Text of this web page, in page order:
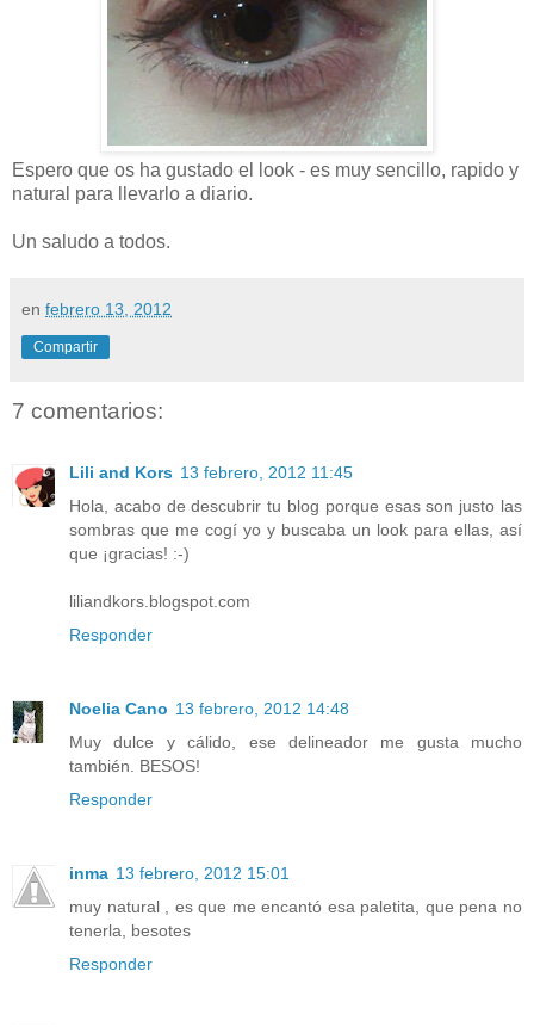
Espero que os ha gustado el look - es muy sencillo, rapido y
natural para llevarlo a diario.
Un saludo a todos.
en febrero 13, 2012
Compartir
7 comentarios:
Lili and Kors 13 febrero, 2012 11:45
Hola, acabo de descubrir tu blog porque esas son justo las
sombras que me cogí yo y buscaba un look para ellas, así
que ¡gracias! :-)
liliandkors.blogspot.com
Responder
Noelia Cano 13 febrero, 2012 14:48
Muy dulce y cálido, ese delineador me gusta mucho
también. BESOS!
Responder
inma 13 febrero, 2012 15:01
muy natural , es que me encantó esa paletita, que pena no
tenerla, besotes
Responder